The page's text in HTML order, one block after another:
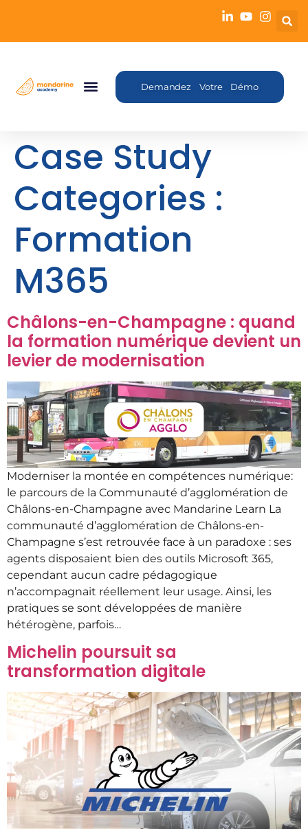
Demandez Votre Démo
Case Study
Categories :
Formation
M365
Châlons-en-Champagne : quand
la formation numérique devient un
levier de modernisation
Moderniser la montée en compétences numérique:
le parcours de la Communauté d’agglomération de
Châlons-en-Champagne avec Mandarine Learn La
communauté d’agglomération de Châlons-en-
Champagne s’est retrouvée face à un paradoxe : ses
agents disposaient bien des outils Microsoft 365,
cependant aucun cadre pédagogique
n’accompagnait réellement leur usage. Ainsi, les
pratiques se sont développées de manière
hétérogène, parfois…
Michelin poursuit sa
transformation digitale